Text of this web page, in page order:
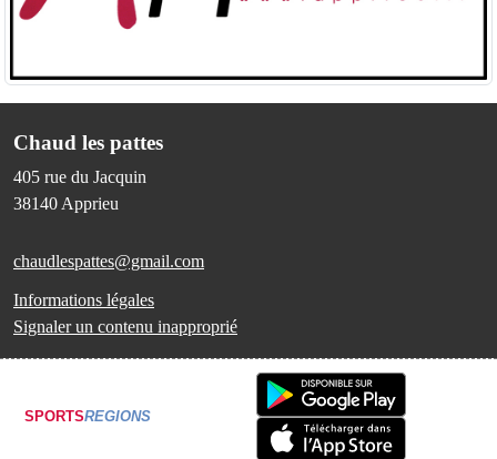
Chaud les pattes
405 rue du Jacquin
38140Apprieu
chaudlespattes@gmail.com
Informations légales
Signaler un contenu inapproprié
SPORTSREGIONS